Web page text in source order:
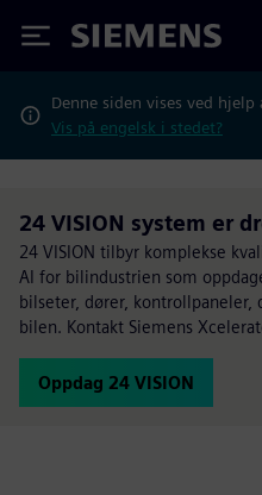
Siemens
Denne siden vises ved
Vis på engelsk i stedet?
24 VISION system er
24 VISION tilbyr komplekse
AI for bilindustrien som
bilseter, dører, kontrollpaneler,
bilen. Kontakt Siemens
Oppdag 24 VISION